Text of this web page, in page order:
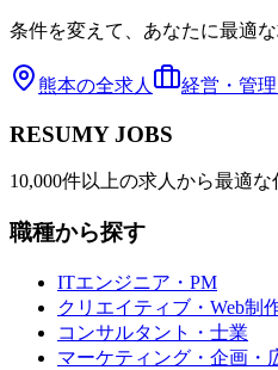
条件を変えて、あなたに最適
熊本の全求人 経営・管
RESUMY JOBS
10,000件以上の求人から最適な
職種から探す
ITエンジニア・PM
クリエイティブ・Web制
コンサルタント・士業
マーケティング・企画・